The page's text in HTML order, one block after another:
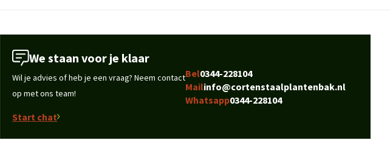
We staan voor je klaar
Wil je advies of heb je een vraag? Neem contact
op met ons team!
Start chat
Bel0344-228104
Mailinfo@cortenstaalplantenbak.nl
Whatsapp0344-228104